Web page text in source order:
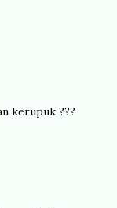
kerupuk ???